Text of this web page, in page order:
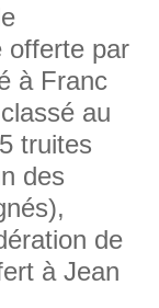
offerte par
à Franc
au
truites
des
de
à Jean